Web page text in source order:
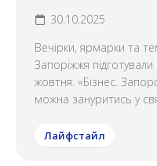
30.10.2025
Вечірки, ярмарки та
Запоріжжя підготували
жовтня. «Бізнес.
можна зануритись у
Лайфстайл